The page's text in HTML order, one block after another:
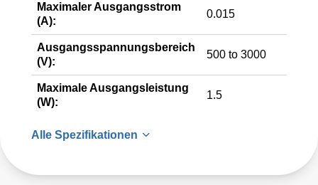
Maximaler Ausgangsstrom
(A):
0.015
Ausgangsspannungsbereich
(V):
500 to 3000
Maximale Ausgangsleistung
(W):
1.5
Alle Spezifikationen